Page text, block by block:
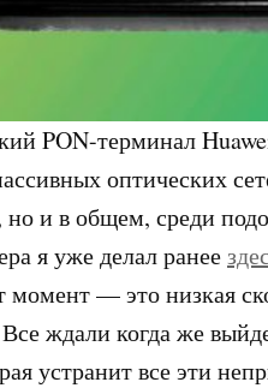
PON-терминал
оптических
и в общем, среди
я уже делал ранее
момент — это низкая
ждали когда же
устранит все эти